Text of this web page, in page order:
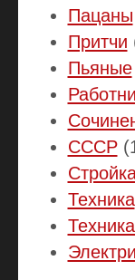
Пацаны
Притчи
Пьяные
СССР
Техника